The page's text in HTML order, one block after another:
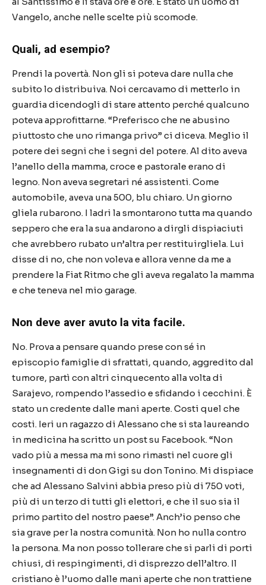
Vangelo, anche nelle scelte più scomode.
Quali, ad esempio?
Prendi la povertà. Non gli si poteva dare nulla che
subito lo distribuiva. Noi cercavamo di metterlo in
guardia dicendogli di stare attento perché qualcuno
poteva approfittarne. “Preferisco che ne abusino
piuttosto che uno rimanga privo” ci diceva. Meglio il
potere dei segni che i segni del potere. Al dito aveva
l’anello della mamma, croce e pastorale erano di
legno. Non aveva segretari né assistenti. Come
automobile, aveva una 500, blu chiaro. Un giorno
gliela rubarono. I ladri la smontarono tutta ma quando
seppero che era la sua andarono a dirgli dispiaciuti
che avrebbero rubato un’altra per restituirgliela. Lui
disse di no, che non voleva e allora venne da me a
prendere la Fiat Ritmo che gli aveva regalato la mamma
e che teneva nel mio garage.
Non deve aver avuto la vita facile.
No. Prova a pensare quando prese con sé in
episcopio famiglie di sfrattati, quando, aggredito dal
tumore, partì con altri cinquecento alla volta di
Sarajevo, rompendo l’assedio e sfidando i cecchini. È
stato un credente dalle mani aperte. Costi quel che
costi. Ieri un ragazzo di Alessano che si sta laureando
in medicina ha scritto un post su Facebook. “Non
vado più a messa ma mi sono rimasti nel cuore gli
insegnamenti di don Gigi su don Tonino. Mi dispiace
che ad Alessano Salvini abbia preso più di 750 voti,
più di un terzo di tutti gli elettori, e che il suo sia il
primo partito del nostro paese”. Anch’io penso che
sia grave per la nostra comunità. Non ho nulla contro
la persona. Ma non posso tollerare che si parli di porti
chiusi, di respingimenti, di disprezzo dell’altro. Il
cristiano è l’uomo dalle mani aperte che non trattiene